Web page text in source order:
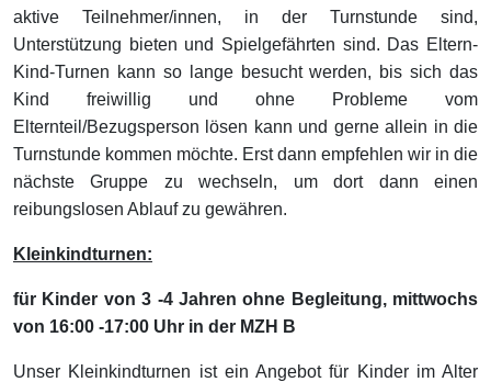
aktive Teilnehmer/innen, in der Turnstunde sind,
Unterstützung bieten und Spielgefährten sind. Das Eltern-
Kind-Turnen kann so lange besucht werden, bis sich das
Kind freiwillig und ohne Probleme vom
Elternteil/Bezugsperson lösen kann und gerne allein in die
Turnstunde kommen möchte. Erst dann empfehlen wir in die
nächste Gruppe zu wechseln, um dort dann einen
reibungslosen Ablauf zu gewähren.
Kleinkindturnen:
für Kinder von 3 -4 Jahren ohne Begleitung, mittwochs
von 16:00 -17:00 Uhr in der MZH B
Unser Kleinkindturnen ist ein Angebot für Kinder im Alter